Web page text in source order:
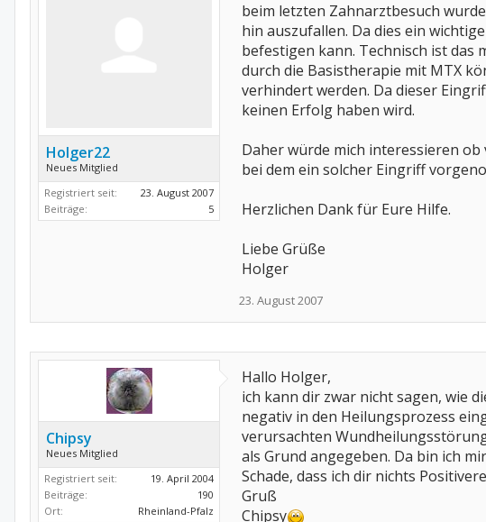
Holger22
Neues Mitglied
Registriert seit:
23. August 2007
Beiträge:
5
beim letzten Zahnarztbesuch
hin auszufallen. Da dies ein
befestigen kann. Technisch ist das
durch die Basistherapie mit MTX
verhindert werden. Da dieser
keinen Erfolg haben wird.
Daher würde mich interessieren
bei dem ein solcher Eingriff
Herzlichen Dank für Eure Hilfe.
Liebe Grüße
Holger
23. August 2007
Chipsy
Neues Mitglied
Registriert seit:
19. April 2004
Beiträge:
190
Ort:
Rheinland-Pfalz
Hallo Holger,
ich kann dir zwar nicht sagen, wie
negativ in den Heilungsprozess
verursachten
als Grund angegeben. Da bin ich
Schade, dass ich dir nichts
Gruß
Chipsy